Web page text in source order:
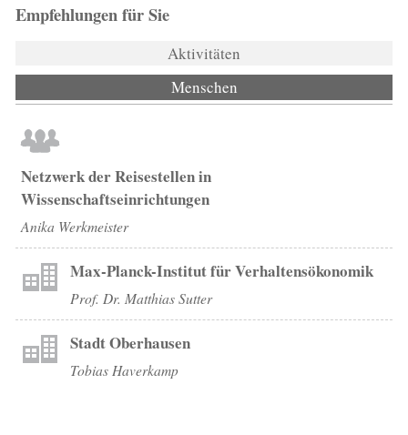
Empfehlungen für Sie
Aktivitäten
Menschen
Netzwerk der Reisestellen in
Wissenschaftseinrichtungen
Anika Werkmeister
Max-Planck-Institut für Verhaltensökonomik
Prof. Dr. Matthias Sutter
Stadt Oberhausen
Tobias Haverkamp